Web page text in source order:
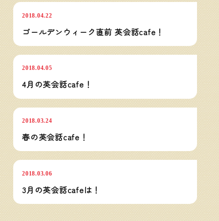
2018.04.22
ゴールデンウィーク直前 英会話cafe！
2018.04.05
4月の英会話cafe！
2018.03.24
春の英会話cafe！
2018.03.06
3月の英会話cafeは！